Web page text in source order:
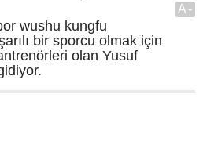
wushu kungfu
bir sporcu olmak için
olan Yusuf
A-